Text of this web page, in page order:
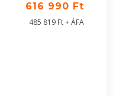
616 990 Ft
485 819 Ft + ÁFA